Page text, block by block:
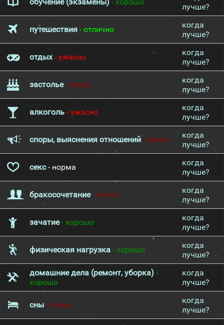
лучше?
путешествия - отлично
когда
лучше?
отдых- ужасно
когда
лучше?
застолье- плохо
когда
лучше?
алкоголь - ужасно
когда
лучше?
споры, выяснения отношений - плохо
когда
лучше?
секс- норма
когда
лучше?
бракосочетание- плохо
когда
лучше?
зачатие- хорошо
когда
лучше?
физическая нагрузка - хорошо
когда
лучше?
домашние дела (ремонт, уборка) -
хорошо
когда
лучше?
сны - плохо
когда
лучше?